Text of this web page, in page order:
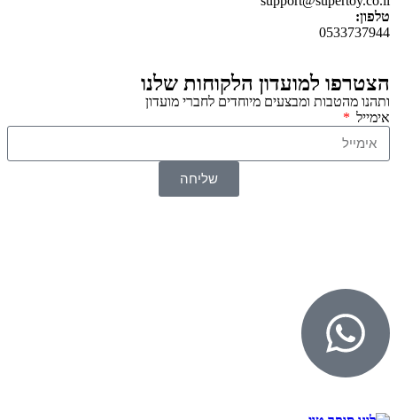
טלפון:
0533737944
הצטרפו למועדון הלקוחות שלנו
ותהנו מהטבות ומבצעים מיוחדים לחברי מועדון
אימייל
שליחה